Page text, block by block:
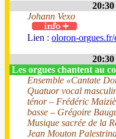
20:30
Johann Vexo
Lien : oloron-orgues.fr/
20:30
Les orgues chantent au
Ensemble «Cantate
Quatuor vocal
ténor – Frédéric
basse – Grégoire
Musique sacrée de la
Jean Mouton